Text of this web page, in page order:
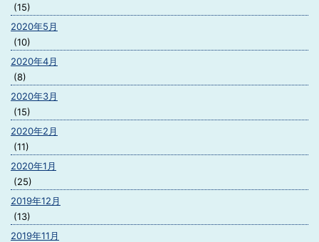
(15)
2020年5月
(10)
2020年4月
(8)
2020年3月
(15)
2020年2月
(11)
2020年1月
(25)
2019年12月
(13)
2019年11月